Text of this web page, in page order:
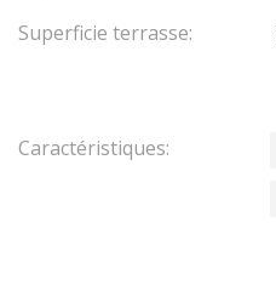
Superficie terrasse:
Caractéristiques: